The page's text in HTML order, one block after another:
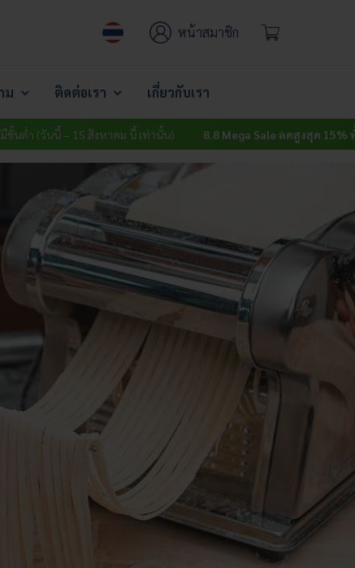
หน้าสมาชิก
ม ติดต่อเรา เกี่ยวกับเรา
15 สิงหาคม นี้ เท่านั้น) 8.8 Mega Sale ลดสูงสุด 15% ทั้งเว็บไม่มีขั้